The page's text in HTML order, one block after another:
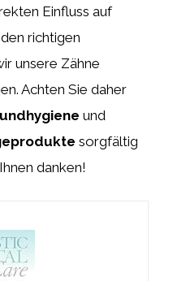
Einfluss auf
richtigen
unsere Zähne
Achten Sie daher
und
sorgfältig
danken!